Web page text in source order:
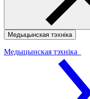
Медыцынская тэхніка
Медыцынская тэхніка